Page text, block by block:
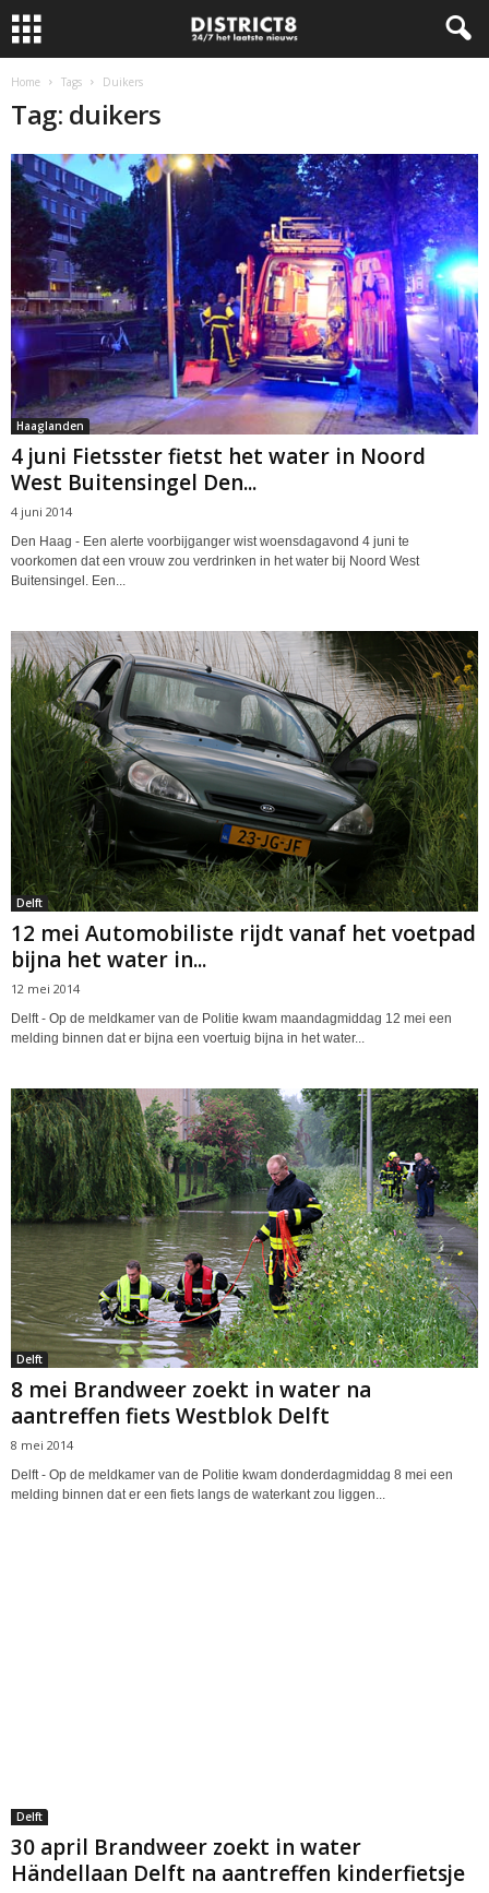
Home Tags Duikers
Tag: duikers
Haaglanden
4 juni Fietsster fietst het water in Noord
West Buitensingel Den...
4 juni 2014
Den Haag - Een alerte voorbijganger wist woensdagavond 4 juni te
voorkomen dat een vrouw zou verdrinken in het water bij Noord West
Buitensingel. Een...
Delft
12 mei Automobiliste rijdt vanaf het voetpad
bijna het water in...
12 mei 2014
Delft - Op de meldkamer van de Politie kwam maandagmiddag 12 mei een
melding binnen dat er bijna een voertuig bijna in het water...
Delft
8 mei Brandweer zoekt in water na
aantreffen fiets Westblok Delft
8 mei 2014
Delft - Op de meldkamer van de Politie kwam donderdagmiddag 8 mei een
melding binnen dat er een fiets langs de waterkant zou liggen...
Delft
30 april Brandweer zoekt in water
Händellaan Delft na aantreffen kinderfietsje